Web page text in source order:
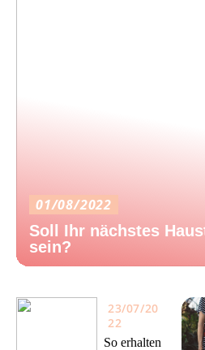
01/08/2022
Soll Ihr nächstes
sein?
23/07/20
22
So erhalten